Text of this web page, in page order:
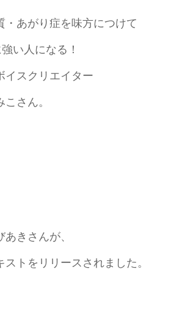
・あがり症を味方につけて
強い人になる！
イスクリエイター
さん。
あきさんが、
ストをリリースされました。